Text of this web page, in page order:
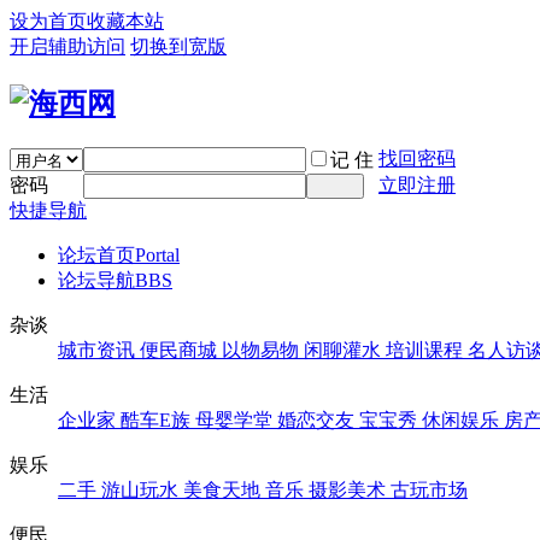
设为首页收藏本站
开启辅助访问 切换到宽版
记 住 找回密码
密码
立即注册
快捷导航
论坛首页Portal
论坛导航BBS
杂谈
城市资讯 便民商城 以物易物 闲聊灌水 培训课程 名人访
生活
企业家 酷车E族 母婴学堂 婚恋交友 宝宝秀 休闲娱乐 房
娱乐
二手 游山玩水 美食天地 音乐 摄影美术 古玩市场
便民